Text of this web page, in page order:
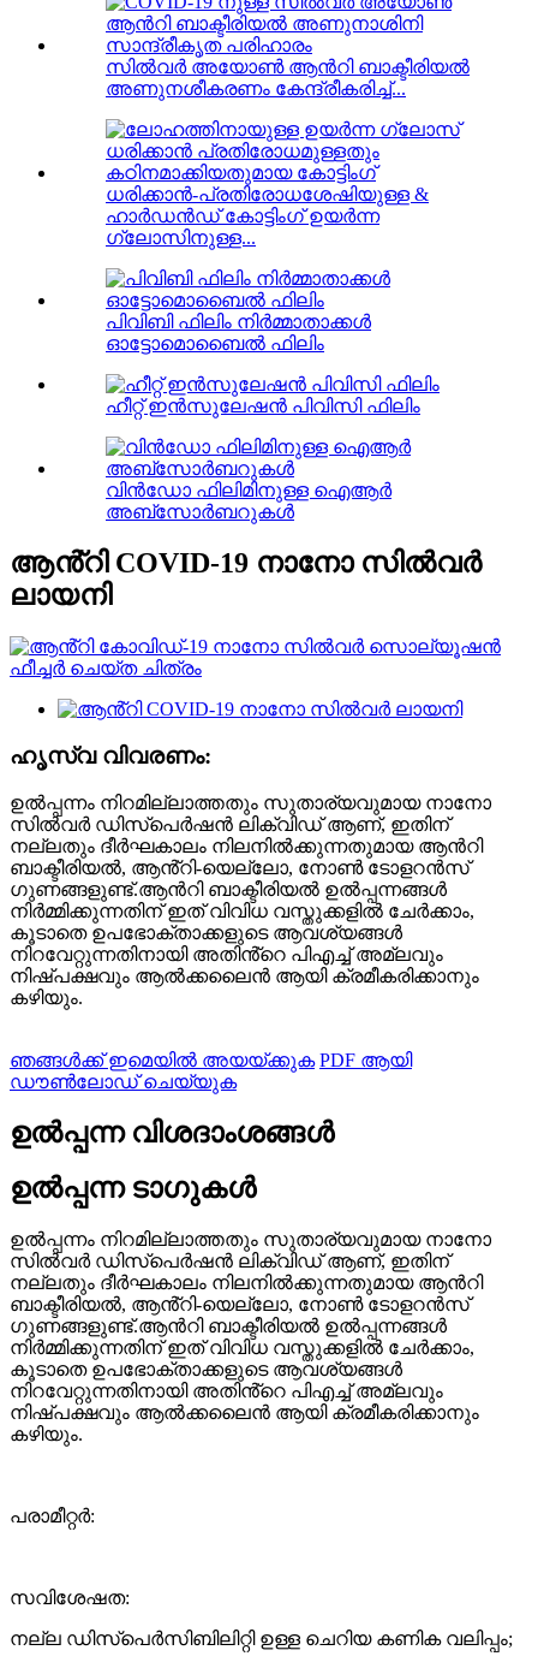
സിൽവർ അയോൺ ആൻറി ബാക്ടീരിയൽ
അണുനശീകരണം കേന്ദ്രീകരിച്ച്...
ധരിക്കാൻ-പ്രതിരോധശേഷിയുള്ള &
ഹാർഡൻഡ് കോട്ടിംഗ് ഉയർന്ന
ഗ്ലോസിനുള്ള...
പിവിബി ഫിലിം നിർമ്മാതാക്കൾ
ഓട്ടോമൊബൈൽ ഫിലിം
ഹീറ്റ് ഇൻസുലേഷൻ പിവിസി ഫിലിം
വിൻഡോ ഫിലിമിനുള്ള ഐആർ
അബ്സോർബറുകൾ
ആൻ്റി COVID-19 നാനോ സിൽവർ
ലായനി
ഹൃസ്വ വിവരണം:
ഉൽപ്പന്നം നിറമില്ലാത്തതും സുതാര്യവുമായ നാനോ
സിൽവർ ഡിസ്‌പെർഷൻ ലിക്വിഡ് ആണ്, ഇതിന്
നല്ലതും ദീർഘകാലം നിലനിൽക്കുന്നതുമായ ആൻറി
ബാക്ടീരിയൽ, ആൻ്റി-യെല്ലോ, നോൺ ടോളറൻസ്
ഗുണങ്ങളുണ്ട്.ആൻറി ബാക്ടീരിയൽ ഉൽപ്പന്നങ്ങൾ
നിർമ്മിക്കുന്നതിന് ഇത് വിവിധ വസ്തുക്കളിൽ ചേർക്കാം,
കൂടാതെ ഉപഭോക്താക്കളുടെ ആവശ്യങ്ങൾ
നിറവേറ്റുന്നതിനായി അതിൻ്റെ പിഎച്ച് അമ്ലവും
നിഷ്പക്ഷവും ആൽക്കലൈൻ ആയി ക്രമീകരിക്കാനും
കഴിയും.
ഞങ്ങൾക്ക് ഇമെയിൽ അയയ്ക്കുക PDF ആയി
ഡൗൺലോഡ് ചെയ്യുക
ഉൽപ്പന്ന വിശദാംശങ്ങൾ
ഉൽപ്പന്ന ടാഗുകൾ
ഉൽപ്പന്നം നിറമില്ലാത്തതും സുതാര്യവുമായ നാനോ
സിൽവർ ഡിസ്‌പെർഷൻ ലിക്വിഡ് ആണ്, ഇതിന്
നല്ലതും ദീർഘകാലം നിലനിൽക്കുന്നതുമായ ആൻറി
ബാക്ടീരിയൽ, ആൻ്റി-യെല്ലോ, നോൺ ടോളറൻസ്
ഗുണങ്ങളുണ്ട്.ആൻറി ബാക്ടീരിയൽ ഉൽപ്പന്നങ്ങൾ
നിർമ്മിക്കുന്നതിന് ഇത് വിവിധ വസ്തുക്കളിൽ ചേർക്കാം,
കൂടാതെ ഉപഭോക്താക്കളുടെ ആവശ്യങ്ങൾ
നിറവേറ്റുന്നതിനായി അതിൻ്റെ പിഎച്ച് അമ്ലവും
നിഷ്പക്ഷവും ആൽക്കലൈൻ ആയി ക്രമീകരിക്കാനും
കഴിയും.
പരാമീറ്റർ:
സവിശേഷത:
നല്ല ഡിസ്പെർസിബിലിറ്റി ഉള്ള ചെറിയ കണിക വലിപ്പം;